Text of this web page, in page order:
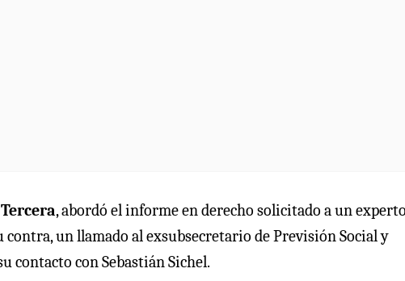
, abordó el informe en derecho solicitado a un
un llamado al exsubsecretario de Previsión Social y
contacto con Sebastián Sichel.